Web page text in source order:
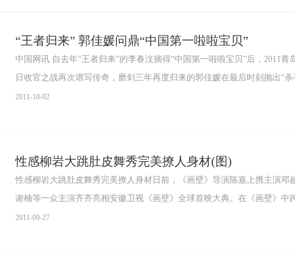
“王者归来” 郭佳媛问鼎“中国第一啦啦宝贝”
中国网讯 自去年“王者归来”的李春汶摘得“中国第一啦啦宝贝”后，2011青
日收官之战再次谱写传奇，磨剑三年再度归来的郭佳媛在最后时刻抛出“
2011-10-02
性感柳岩大跳肚皮舞秀完美撩人身材(图)
性感柳岩大跳肚皮舞秀完美撩人身材日前，《画壁》导演陈嘉上携主演邓
谢楠等一众主演齐齐亮相安徽卫视《画壁》全球首映大典。在《画壁》中
一..
2011-09-27